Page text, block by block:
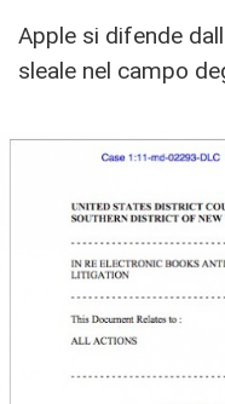
Apple si difende
sleale nel campo